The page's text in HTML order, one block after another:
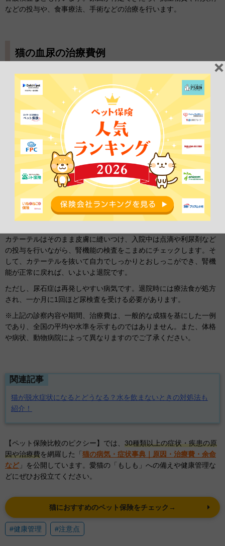
などの投与や、食事療法、手術などの治療を行います。
猫の血尿の治療費例
ここでは、猫の血尿の治療費について、尿結石により尿閉を起こ
し、急性腎不全になった場合を例に紹介します。
治療期間：7日
通院日数：0日
入院日数：7日
手術回数：0回
治療費 ：102,000円
尿結石によって尿道閉塞を起こしている場合、すぐに尿道の詰まり
を解除する必要があるため、その場で入院となります。そして、血
液検査やレントゲン検査など、ひととおりの検査を行い、鎮静をか
けて尿道にカテーテルを入れます。カテーテルから生理食塩水を流
し、詰まった尿結石を膀胱に押し戻せれば、膀胱の洗浄も行い、一
旦処置は終了です。
カテーテルはそのまま皮膚に縫いつけ、入院中は点滴や利尿剤など
の投与を行いながら、腎機能の検査をこまめにチェックします。そ
して、カテーテルを抜いて自力でしっかりとおしっこができ、腎機
能が正常に戻れば、いよいよ退院です。
ただし、尿石症は再発しやすい病気です。退院時には療法食が処方
され、一か月に1回ほど尿検査を受ける必要があります。
※上記の診察内容や期間、治療費は、一般的な成猫を基にした一例
であり、全国の平均や水準を示すものではありません。また、体格
や病状、動物病院によって異なりますのでご了承ください。
関連記事
猫が脱水症状になるとどうなる？水を飲まないときの対処法も
紹介！
【ペット保険比較のピクシー】では、 30種類以上の症状・疾患の原
因や治療費を網羅した「 猫の病気・症状事典｜原因・治療費・余命
など」を公開しています。愛猫の「もしも」への備えや健康管理な
どにぜひお役立てください。
猫におすすめのペット保険をチェック→
#健康管理 #注意点